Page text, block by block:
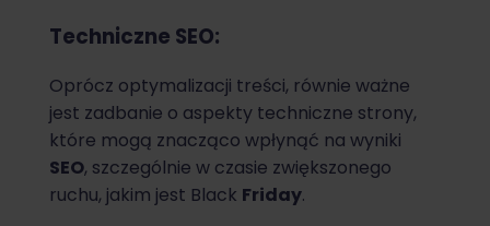
Techniczne SEO:
Oprócz optymalizacji treści, równie ważne
jest zadbanie o aspekty techniczne strony,
które mogą znacząco wpłynąć na wyniki
SEO, szczególnie w czasie zwiększonego
ruchu, jakim jest Black Friday.